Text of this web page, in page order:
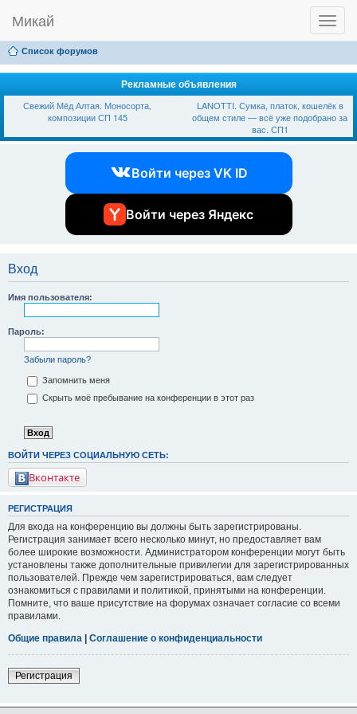
T
o
g
l
n
a
v
i
Микай
Ссылки Вход
Список форумов
Рекламные объявления
Свежий Мёд Алтая. Моносорта,
композиции СП 145
LANOTTI. Сумка, платок, кошелёк в
общем стиле — всё уже подобрано за
вас. СП1
Войти через VK ID
Войти через Яндекс
Вход
Имя пользователя:
Пароль:
Забыли пароль?
Запомнить меня
Скрыть моё пребывание на конференции в этот раз
ВОЙТИ ЧЕРЕЗ СОЦИАЛЬНУЮ СЕТЬ:
Вконтакте
РЕГИСТРАЦИЯ
Для входа на конференцию вы должны быть зарегистрированы.
Регистрация занимает всего несколько минут, но предоставляет вам
более широкие возможности. Администратором конференции могут быть
установлены также дополнительные привилегии для зарегистрированных
пользователей. Прежде чем зарегистрироваться, вам следует
ознакомиться с правилами и политикой, принятыми на конференции.
Помните, что ваше присутствие на форумах означает согласие со всеми
правилами.
Общие правила
Соглашение о конфиденциальности
Регистрация